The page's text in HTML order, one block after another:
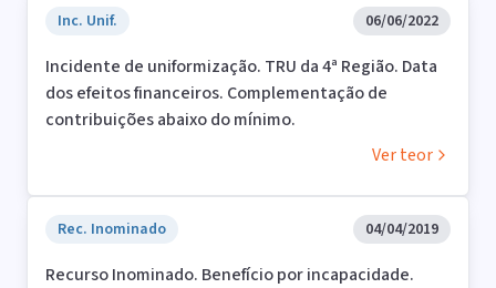
Inc. Unif. 06/06/2022
Incidente de uniformização. TRU da 4ª Região. Data
dos efeitos financeiros. Complementação de
contribuições abaixo do mínimo.
Ver teor
Rec. Inominado 04/04/2019
Recurso Inominado. Benefício por incapacidade.